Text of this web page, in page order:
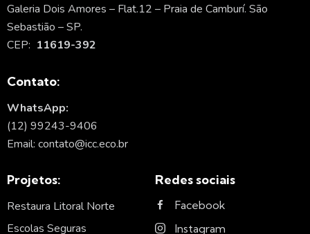
Galeria Dois Amores – Flat.12 – Praia de Camburí. São
Sebastião – SP.
CEP: 11619-392
Contato:
WhatsApp:
(12) 99243-9406
Email: contato@icc.eco.br
Projetos:
Restaura Litoral Norte
Escolas Seguras
Redes sociais
Facebook
Instagram